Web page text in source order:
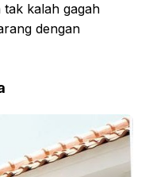
kalah gagah
dengan